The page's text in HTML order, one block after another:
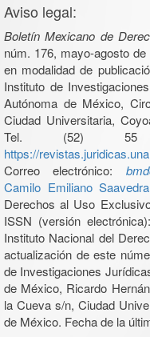
Aviso legal:
Boletín Mexicano de
núm. 176, mayo-agosto
en modalidad de
Instituto de
Autónoma de México,
Ciudad Universitaria,
Tel. (52)
https://
Correo electrónico:
Camilo Emiliano
Derechos al Uso
ISSN (versión
Instituto Nacional del
actualización de este
de Investigaciones
de México, Ricardo
la Cueva s/n, Ciudad
de México. Fecha de la